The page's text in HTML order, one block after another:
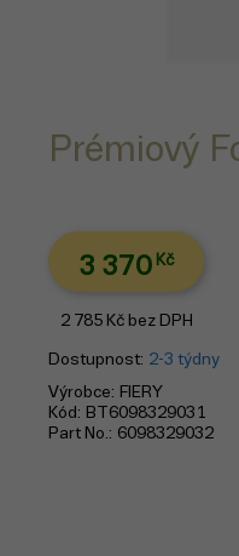
Prémiový
3 370 Kč
2 785 Kč bez DPH
Dostupnost 2-3 týdny
Výrobce
FIERY
Kód
BT6098329031
Part No.
6098329032